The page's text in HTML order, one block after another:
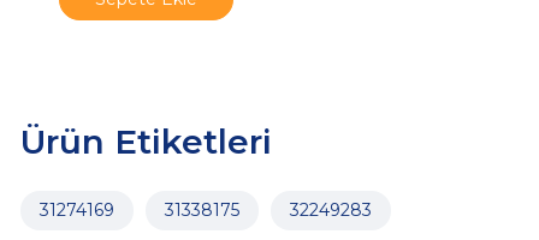
Ürün Etiketleri
31274169 31338175 32249283